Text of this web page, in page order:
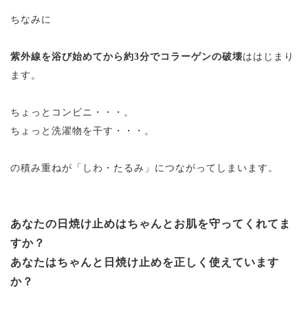
ちなみに
紫外線を浴び始めてから約3分でコラーゲンの破壊ははじまり
ます。
ちょっとコンビニ・・・。
ちょっと洗濯物を干す・・・。
の積み重ねが「しわ・たるみ」につながってしまいます。
あなたの日焼け止めはちゃんとお肌を守ってくれてま
すか？
あなたはちゃんと日焼け止めを正しく使えています
か？